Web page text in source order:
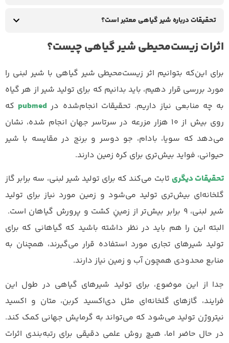
تحقیقات درباره شیر گیاهی معتبر است؟
اثرات زیست‌محیطی شیر گیاهی چیست؟
برای این‌که بتوانیم اثر زیست‌محیطی شیر گیاهی با شیر لبنی را
مورد بررسی قرار دهیم، باید بدانیم که برای تولید شیر از هر گیاه
به چه منابعی نیاز داریم. تحقیقات انجام‌شده در pubmedکه
روی بیش از ۱۰ هزار مزرعه در سرتاسر جهان انجام‌ شده، نشان
می‌دهد که سویا، بادام، جو دوسر و برنج در مقایسه با شیر
حیوانی، فواید بیش‌تری برای کره زمین دارند.
تحقیقات دیگری ثابت می‌کند که برای تولید شیر لبنی، سه برابر گاز
گلخانه‌ای بیش‌تری تولید می‌شود و زمین مورد نیاز برای تولید
شیر لبنی، ۹ برابر بیش‌تر از زمینِ کشت و پرورش گیاهان است.
البته این را هم باید در نظر داشته باشید که گیاهانی که برای
تولید شیرهای تجاری مورد استفاده قرار می‌گیرند، همچنان به
منابع محدودی همچون آب و زمین نیاز دارند.
جدا از این موضوع، برای تولید شیرهای گیاهی در طول این
فرایند، گازهای گلخانه‌ای مثل دی‌اکسید کربن، متان و اکسید
نیتروژن تولید می‌شود که می‌تواند به گرمایش جهانی کمک کند.
در حال حاضر اما، هیچ روش علمی دقیقی برای رتبه‌بندی اثرات